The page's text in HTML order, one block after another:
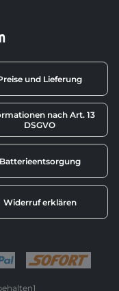
und Lieferung
nach Art. 13
DSGVO
Batterieentsorgung
Widerruf erklären